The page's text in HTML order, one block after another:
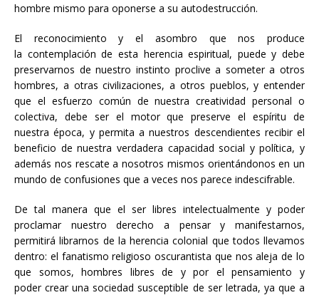
hombre mismo para oponerse a su autodestrucción.
El reconocimiento y el asombro que nos produce
la contemplación de esta herencia espiritual, puede y debe
preservarnos de nuestro instinto proclive a someter a otros
hombres, a otras civilizaciones, a otros pueblos, y entender
que el esfuerzo común de nuestra creatividad personal o
colectiva, debe ser el motor que preserve el espíritu de
nuestra época, y permita a nuestros descendientes recibir el
beneficio de nuestra verdadera capacidad social y política, y
además nos rescate a nosotros mismos orientándonos en un
mundo de confusiones que a veces nos parece indescifrable.
De tal manera que el ser libres intelectualmente y poder
proclamar nuestro derecho a pensar y manifestarnos,
permitirá librarnos de la herencia colonial que todos llevamos
dentro: el fanatismo religioso oscurantista que nos aleja de lo
que somos, hombres libres de y por el pensamiento y
poder crear una sociedad susceptible de ser letrada, ya que a